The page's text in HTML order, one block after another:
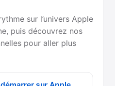
sur l’univers Apple
puis découvrez nos
pour aller plus